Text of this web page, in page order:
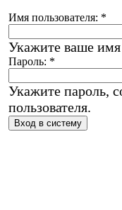
Имя пользователя: *
Укажите ваше имя
Пароль: *
Укажите пароль,
пользователя.